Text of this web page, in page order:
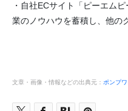
・自社ECサイト「ピーエム
業のノウハウを蓄積し、他の
文章・画像・情報などの出典元： ポンプ